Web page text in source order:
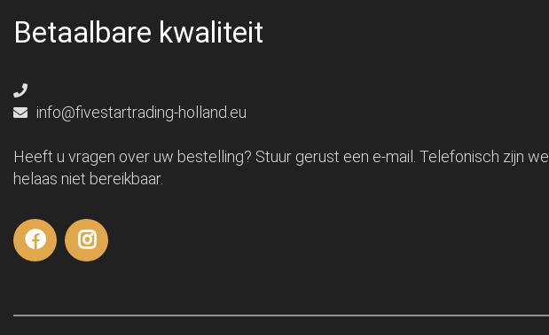
Betaalbare kwaliteit
info@fivestartrading-holland.eu
Heeft u vragen over uw bestelling? Stuur gerust een e-mail. Telefonisch zijn we
helaas niet bereikbaar.